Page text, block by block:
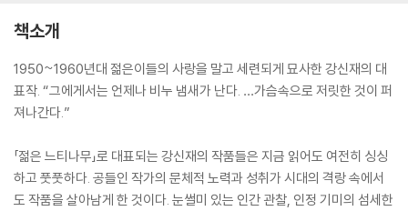
책소개
1950~1960년대 젊은이들의 사랑을 말고 세련되게 묘사한 강신재의 대
표작. “그에게서는 언제나 비누 냄새가 난다. …가슴속으로 저릿한 것이 퍼
져나간다.”
「젊은 느티나무」로 대표되는 강신재의 작품들은 지금 읽어도 여전히 싱싱
하고 풋풋하다. 공들인 작가의 문체적 노력과 성취가 시대의 격랑 속에서
도 작품을 살아남게 한 것이다. 눈썰미 있는 인간 관찰, 인정 기미의 섬세한